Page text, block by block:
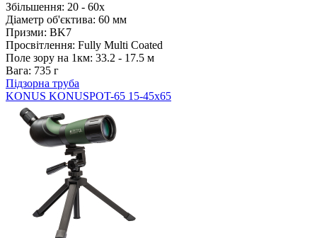
Збільшення: 20 - 60x
Діаметр об'єктива: 60 мм
Призми: BK7
Просвітлення: Fully Multi Coated
Поле зору на 1км: 33.2 - 17.5 м
Вага: 735 г
Підзорна труба
KONUS KONUSPOT-65 15-45x65